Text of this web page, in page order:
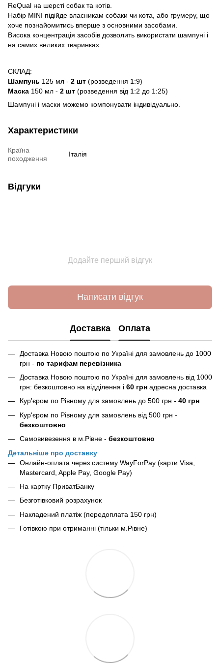
ReQual на шерсті собак та котів.
Набір MINI підійде власникам собаки чи кота, або грумеру, що
хоче познайомитись вперше з основними засобами.
Висока концентрація засобів дозволить використати шампуні і
на самих великих тваринках
СКЛАД:
Шампунь 125 мл - 2 шт (розведення 1:9)
Маска 150 мл - 2 шт (розведення від 1:2 до 1:25)
Шампуні і маски можемо компонувати індивідуально.
Характеристики
Країна
походження
Італія
Відгуки
Додайте перший відгук
Написати відгук
Доставка Оплата
Доставка Новою поштою по Україні для замовлень до 1000
грн - по тарифам перевізника
Доставка Новою поштою по Україні для замовлень від 1000
грн: безкоштовно на відділення і 60 грн адресна доставка
Кур'єром по Рівному для замовлень до 500 грн - 40 грн
Кур'єром по Рівному для замовлень від 500 грн -
безкоштовно
Самовивезення в м.Рівне - безкоштовно
Детальніше про доставку
Онлайн-оплата через систему WayForPay (карти Visa,
Mastercard, Apple Pay, Google Pay)
На картку ПриватБанку
Безготівковий розрахунок
Накладений платіж (передоплата 150 грн)
Готівкою при отриманні (тільки м.Рівне)